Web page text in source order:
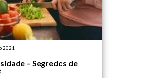
2021
– Segredos de